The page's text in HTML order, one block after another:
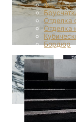
Фасады
Отделка
Отделка
Бордюр